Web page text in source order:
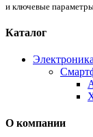
и ключевые
Каталог
Электроника
О компании